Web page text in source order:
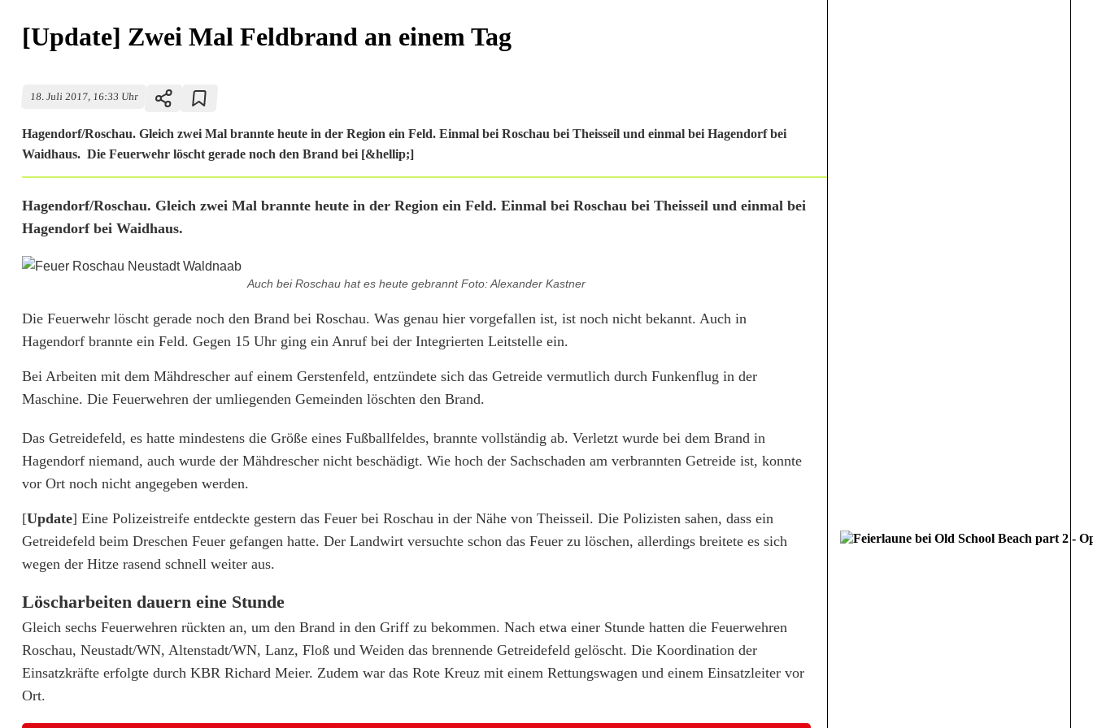
[Update] Zwei Mal Feldbrand an einem Tag
18. Juli 2017, 16:33 Uhr
Hagendorf/Roschau. Gleich zwei Mal brannte heute in der Region ein Feld. Einmal bei Roschau bei Theisseil und einmal bei Hagendorf bei
Waidhaus. Die Feuerwehr löscht gerade noch den Brand bei [&hellip;]
[
U
p
a
e
Z
w
e
i
a
l
F
e
Hagendorf/Roschau. Gleich zwei Mal brannte heute in der Region ein Feld. Einmal bei Roschau bei Theisseil und einmal bei
Hagendorf bei Waidhaus.
Auch bei Roschau hat es heute gebrannt Foto: Alexander Kastner
Die Feuerwehr löscht gerade noch den Brand bei Roschau. Was genau hier vorgefallen ist, ist noch nicht bekannt. Auch in
Hagendorf brannte ein Feld. Gegen 15 Uhr ging ein Anruf bei der Integrierten Leitstelle ein.
Bei Arbeiten mit dem Mähdrescher auf einem Gerstenfeld, entzündete sich das Getreide vermutlich durch Funkenflug in der
Maschine. Die Feuerwehren der umliegenden Gemeinden löschten den Brand.
Das Getreidefeld, es hatte mindestens die Größe eines Fußballfeldes, brannte vollständig ab. Verletzt wurde bei dem Brand in
Hagendorf niemand, auch wurde der Mähdrescher nicht beschädigt. Wie hoch der Sachschaden am verbrannten Getreide ist, konnte
vor Ort noch nicht angegeben werden.
[Update] Eine Polizeistreife entdeckte gestern das Feuer bei Roschau in der Nähe von Theisseil. Die Polizisten sahen, dass ein
Getreidefeld beim Dreschen Feuer gefangen hatte. Der Landwirt versuchte schon das Feuer zu löschen, allerdings breitete es sich
wegen der Hitze rasend schnell weiter aus.
Löscharbeiten dauern eine Stunde
Gleich sechs Feuerwehren rückten an, um den Brand in den Griff zu bekommen. Nach etwa einer Stunde hatten die Feuerwehren
Roschau, Neustadt/WN, Altenstadt/WN, Lanz, Floß und Weiden das brennende Getreidefeld gelöscht. Die Koordination der
Einsatzkräfte erfolgte durch KBR Richard Meier. Zudem war das Rote Kreuz mit einem Rettungswagen und einem Einsatzleiter vor
Ort.